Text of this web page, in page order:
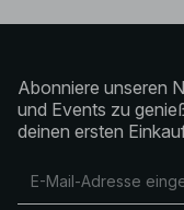
Abonniere unseren
und Events zu
deinen ersten